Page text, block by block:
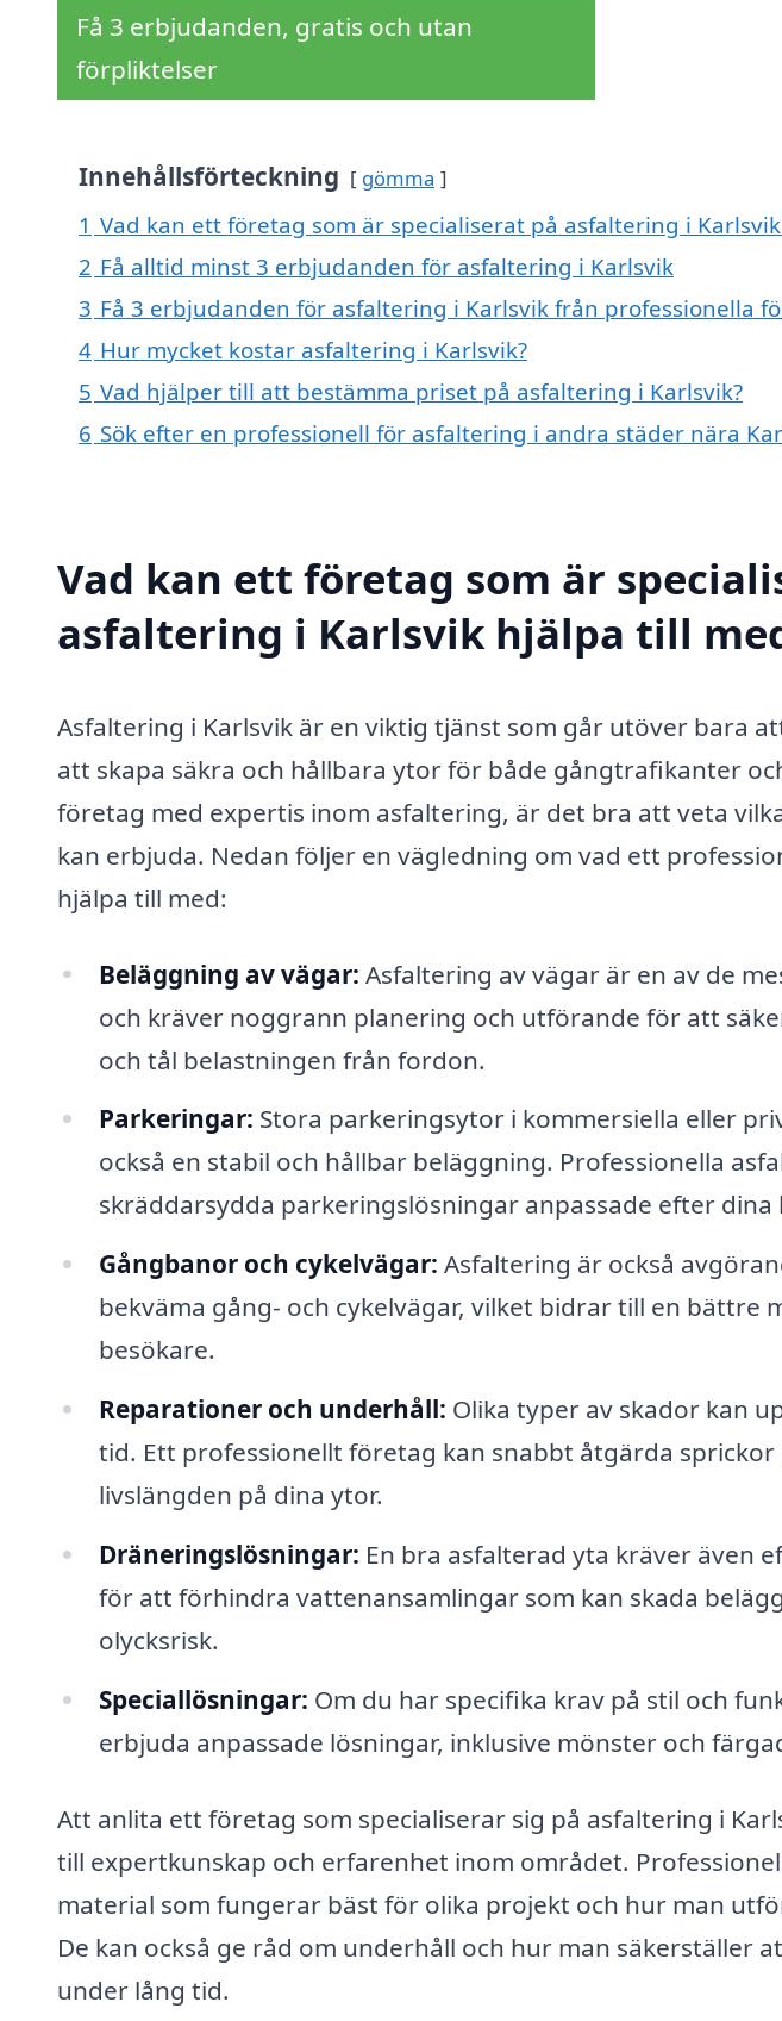
Få 3 erbjudanden, gratis och utan
förpliktelser
Innehållsförteckning gömma
1 Vad kan ett företag som är specialiserat på asfaltering i
2 Få alltid minst 3 erbjudanden för asfaltering i Karlsvik
3 Få 3 erbjudanden för asfaltering i Karlsvik från professionella
4 Hur mycket kostar asfaltering i Karlsvik?
5 Vad hjälper till att bestämma priset på asfaltering i Karlsvik?
6 Sök efter en professionell för asfaltering i andra städer nära
Vad kan ett företag som är
asfaltering i Karlsvik hjälpa till
Asfaltering i Karlsvik är en viktig tjänst som går utöver bara
att skapa säkra och hållbara ytor för både gångtrafikanter
företag med expertis inom asfaltering, är det bra att veta
kan erbjuda. Nedan följer en vägledning om vad ett
hjälpa till med:
Beläggning av vägar: Asfaltering av vägar är en av de
och kräver noggrann planering och utförande för att
och tål belastningen från fordon.
Parkeringar: Stora parkeringsytor i kommersiella eller
också en stabil och hållbar beläggning. Professionella
skräddarsydda parkeringslösningar anpassade efter dina
Gångbanor och cykelvägar: Asfaltering är också
bekväma gång- och cykelvägar, vilket bidrar till en bättre
besökare.
Reparationer och underhåll: Olika typer av skador kan
tid. Ett professionellt företag kan snabbt åtgärda
livslängden på dina ytor.
Dräneringslösningar: En bra asfalterad yta kräver även
för att förhindra vattenansamlingar som kan skada
olycksrisk.
Speciallösningar: Om du har specifika krav på stil och
erbjuda anpassade lösningar, inklusive mönster och
Att anlita ett företag som specialiserar sig på asfaltering i
till expertkunskap och erfarenhet inom området.
material som fungerar bäst för olika projekt och hur man
De kan också ge råd om underhåll och hur man säkerställer
under lång tid.